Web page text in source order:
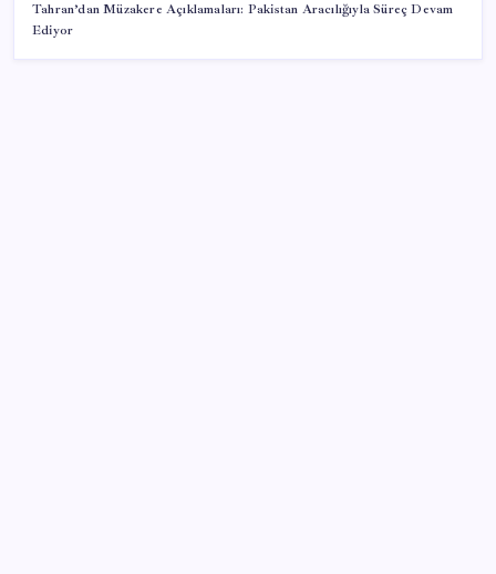
Tahran’dan Müzakere Açıklamaları: Pakistan Aracılığıyla Süreç Devam
Ediyor